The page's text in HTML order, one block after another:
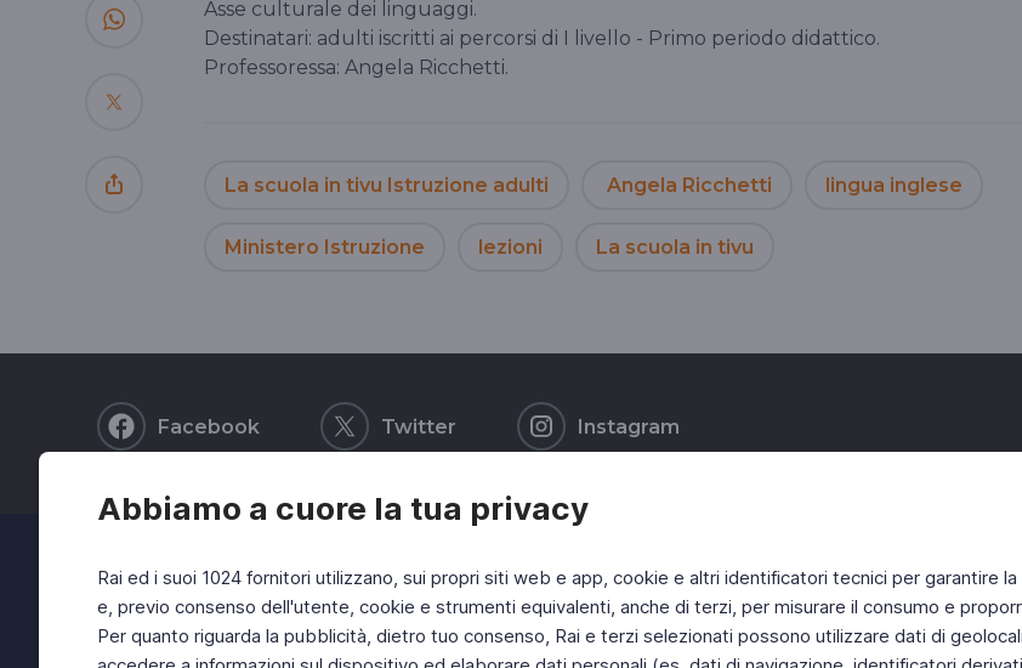
Abbiamo a cuore la tua privacy
Rai ed i suoi 1024 fornitori utilizzano, sui propri siti web e app, cookie e altri identificatori tecnici per garantire
e, previo consenso dell'utente, cookie e strumenti equivalenti, anche di terzi, per misurare il consumo e
Per quanto riguarda la pubblicità, dietro tuo consenso, Rai e terzi selezionati possono utilizzare dati di
Asse culturale dei linguaggi.
Destinatari: adulti iscritti ai percorsi di I livello - Primo periodo didattico.
Professoressa: Angela Ricchetti.
La scuola in tivu Istruzione adulti Angela Ricchetti lingua inglese
Ministero Istruzione lezioni La scuola in tivu
Facebook Twitter Instagram